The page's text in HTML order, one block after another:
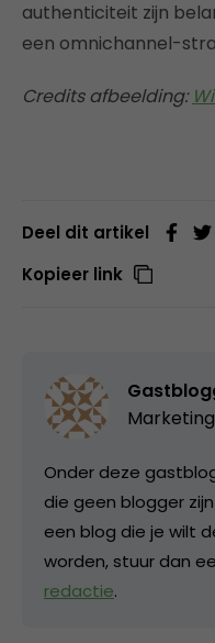
authenticiteit zijn
een omnichannel-
Credits afbeelding:
Deel dit artikel
Kopieer link
Onder deze
die geen blogger
een blog die je wilt
worden, stuur dan
redactie.